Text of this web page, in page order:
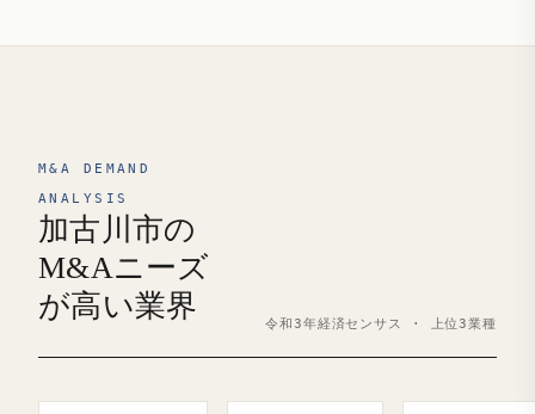
M&A DEMAND
ANALYSIS
加古川市の
M&Aニーズ
が高い業界
令和3年経済センサス · 上位3業種